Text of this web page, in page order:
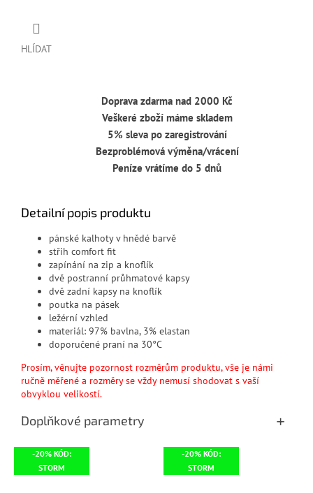
HLÍDAT
Doprava zdarma nad 2000 Kč
Veškeré zboží máme skladem
5% sleva po zaregistrování
Bezproblémová výměna/vrácení
Peníze vrátíme do 5 dnů
Detailní popis produktu
pánské kalhoty v hnědé barvě
střih comfort fit
zapínání na zip a knoflík
dvě postranní průhmatové kapsy
dvě zadní kapsy na knoflík
poutka na pásek
ležérní vzhled
materiál: 97% bavlna, 3% elastan
doporučené praní na 30°C
Prosím, věnujte pozornost rozměrům produktu, vše je námi
ručně měřené a rozměry se vždy nemusí shodovat s vaší
obvyklou velikostí.
Doplňkové parametry
-20% KÓD:
STORM
-20% KÓD:
STORM